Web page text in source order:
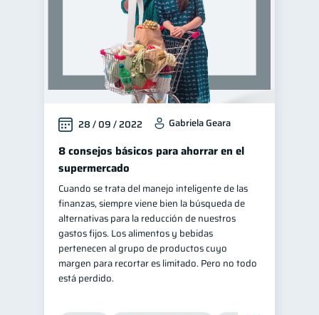
28 / 09 / 2022 Gabriela Geara
8 consejos básicos para ahorrar en el
supermercado
Cuando se trata del manejo inteligente de las
finanzas, siempre viene bien la búsqueda de
alternativas para la reducción de nuestros
gastos fijos. Los alimentos y bebidas
pertenecen al grupo de productos cuyo
margen para recortar es limitado. Pero no todo
está perdido.